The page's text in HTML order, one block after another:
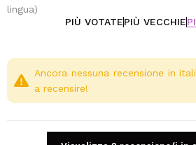
lingua)
PIÙ VOTATEPIÙ VECCHIE
Ancora nessuna recensione in
a recensire!